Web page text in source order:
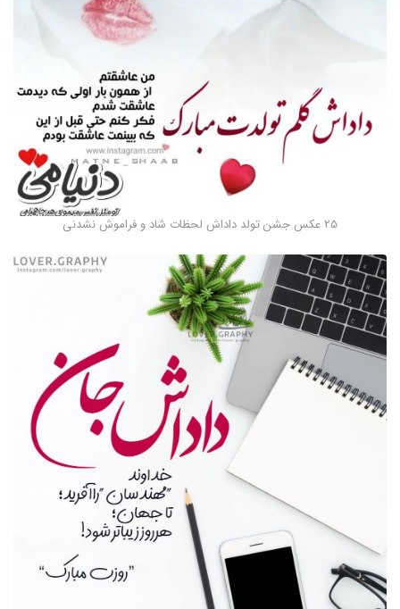
25 عکس جشن تولد داداش لحظات شاد و فراموش نشدنی